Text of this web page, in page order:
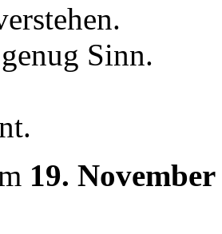
Sinn.
19. November